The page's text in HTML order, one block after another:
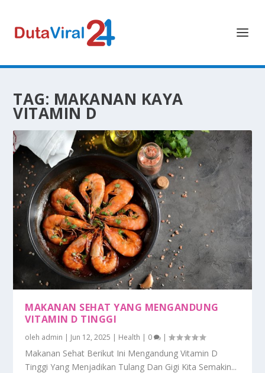
TAG: MAKANAN KAYA
VITAMIN D
MAKANAN SEHAT YANG MENGANDUNG
VITAMIN D TINGGI
oleh admin | Jun 12, 2025 | Health | 0 |
Makanan Sehat Berikut Ini Mengandung Vitamin D
Tinggi Yang Menjadikan Tulang Dan Gigi Kita Semakin...